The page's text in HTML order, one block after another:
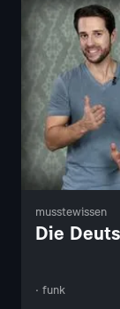
musstewissen
Die
· funk